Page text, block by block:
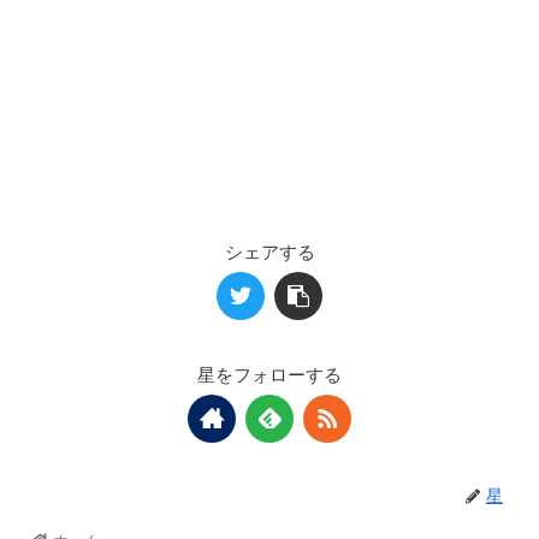
シェアする
星をフォローする
星